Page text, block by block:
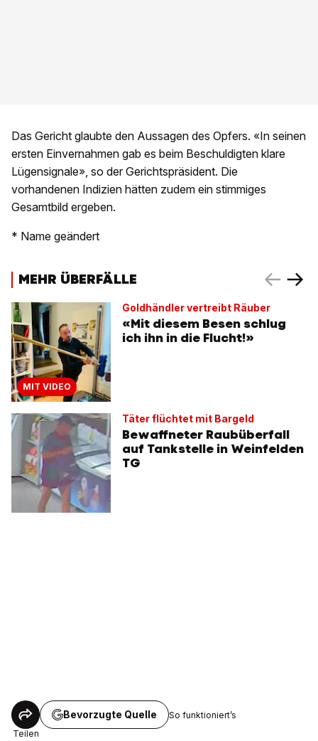
Das Gericht glaubte den Aussagen des Opfers. «In seinen
ersten Einvernahmen gab es beim Beschuldigten klare
Lügensignale», so der Gerichtspräsident. Die
vorhandenen Indizien hätten zudem ein stimmiges
Gesamtbild ergeben.
* Name geändert
MEHR ÜBERFÄLLE
MIT VIDEO
Goldhändler vertreibt Räuber
«Mit diesem Besen schlug
ich ihn in die Flucht!»
Täter flüchtet mit Bargeld
Bewaffneter Raubüberfall
auf Tankstelle in Weinfelden
TG
Teilen
Bevorzugte Quelle So funktioniert’s